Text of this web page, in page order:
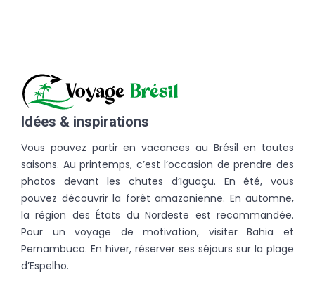
Idées & inspirations
Vous pouvez partir en vacances au Brésil en toutes
saisons. Au printemps, c’est l’occasion de prendre des
photos devant les chutes d’Iguaçu. En été, vous
pouvez découvrir la forêt amazonienne. En automne,
la région des États du Nordeste est recommandée.
Pour un voyage de motivation, visiter Bahia et
Pernambuco. En hiver, réserver ses séjours sur la plage
d’Espelho.